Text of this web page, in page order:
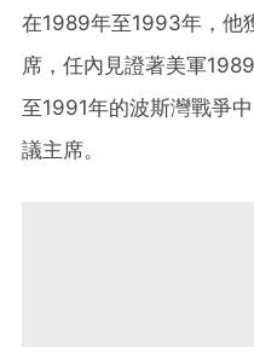
在1989年至1993年，他
席，任內見證著美軍
至1991年的波斯灣戰爭
議主席。